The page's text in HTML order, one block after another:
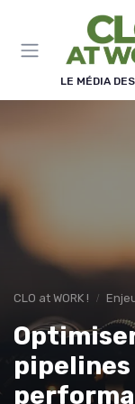
LE MÉDIA
CLO at WORK !
Panneau de